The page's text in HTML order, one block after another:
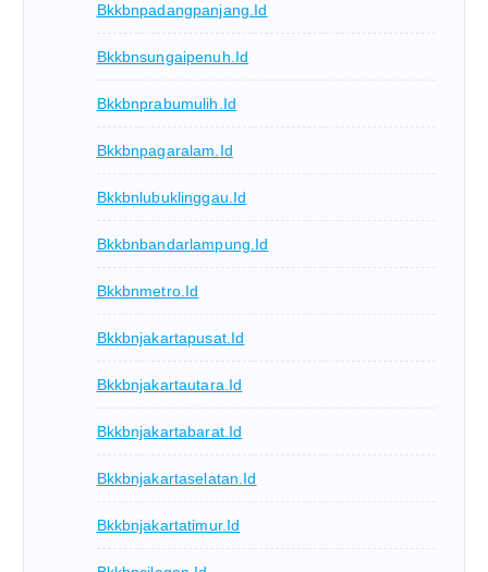
Bkkbnpadangpanjang.id
Bkkbnsungaipenuh.id
Bkkbnprabumulih.id
Bkkbnpagaralam.id
Bkkbnlubuklinggau.id
Bkkbnbandarlampung.id
Bkkbnmetro.id
Bkkbnjakartapusat.id
Bkkbnjakartautara.id
Bkkbnjakartabarat.id
Bkkbnjakartaselatan.id
Bkkbnjakartatimur.id